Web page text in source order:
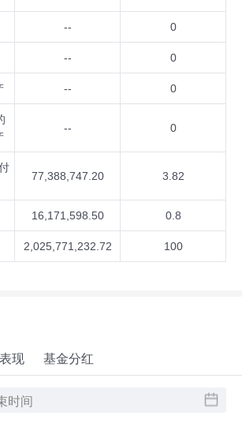
-- 0
-- 0
-- 0
-- 0
77,388,747.20 3.82
16,171,598.50 0.8
2,025,771,232.72 100
现 基金分红